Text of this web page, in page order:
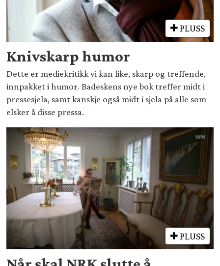
PLUSS
Knivskarp humor
Dette er mediekritikk vi kan like, skarp og treffende,
innpakket i humor. Badeskens nye bok treffer midt i
pressesjela, samt kanskje også midt i sjela på alle som
elsker å disse pressa.
PLUSS